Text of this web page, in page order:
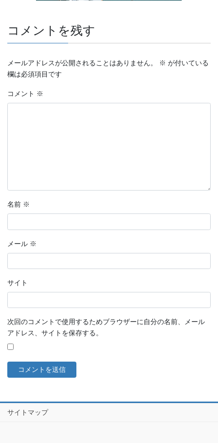
コメントを残す
メールアドレスが公開されることはありません。 ※ が付いている
欄は必須項目です
コメント ※
名前 ※
メール ※
サイト
次回のコメントで使用するためブラウザーに自分の名前、メール
アドレス、サイトを保存する。
サイトマップ